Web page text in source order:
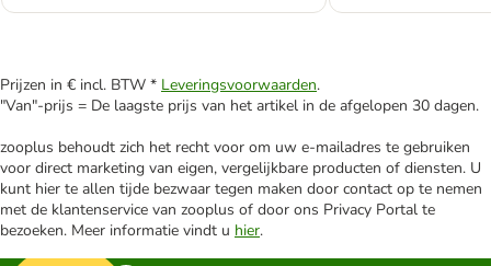
Prijzen in € incl. BTW * Leveringsvoorwaarden.
"Van"-prijs = De laagste prijs van het artikel in de afgelopen 30 dagen.
zooplus behoudt zich het recht voor om uw e-mailadres te gebruiken
voor direct marketing van eigen, vergelijkbare producten of diensten. U
kunt hier te allen tijde bezwaar tegen maken door contact op te nemen
met de klantenservice van zooplus of door ons Privacy Portal te
bezoeken. Meer informatie vindt u hier.